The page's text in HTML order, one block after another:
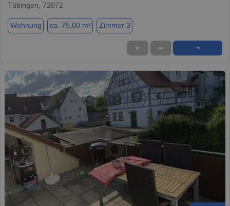
Tübingen, 72072
Wohnung ca. 75,00 m² Zimmer 3
★ ➦ ➜